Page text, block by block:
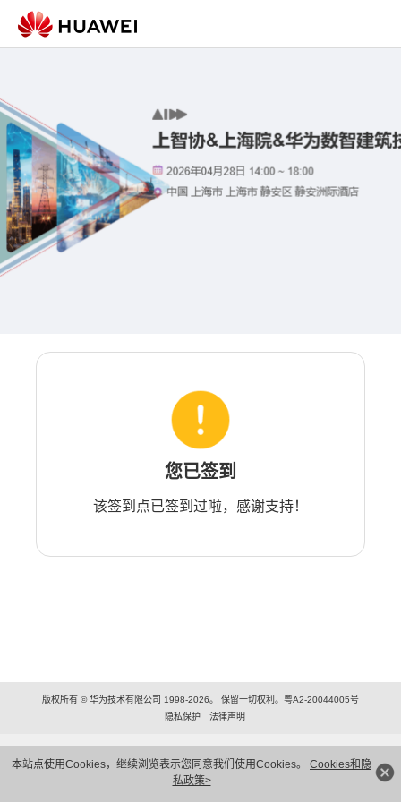
本站点使用Cookies，继续浏览表示您同意我们使用Cookies。 Cookies和隐
私政策>
您已签到
该签到点已签到过啦，感谢支持！
版权所有 © 华为技术有限公司 1998-2026。 保留一切权利。粤A2-20044005号
隐私保护
法律声明